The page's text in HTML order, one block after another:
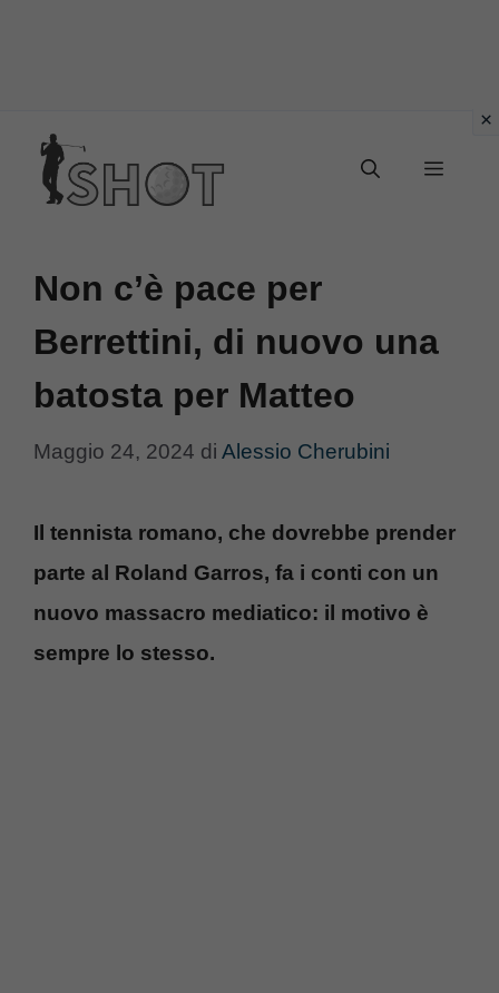
contenuto
Menu
Non c’è pace per
Berrettini, di nuovo una
batosta per Matteo
Maggio 24, 2024 di Alessio Cherubini
Il tennista romano, che dovrebbe prender
parte al Roland Garros, fa i conti con un
nuovo massacro mediatico: il motivo è
sempre lo stesso.